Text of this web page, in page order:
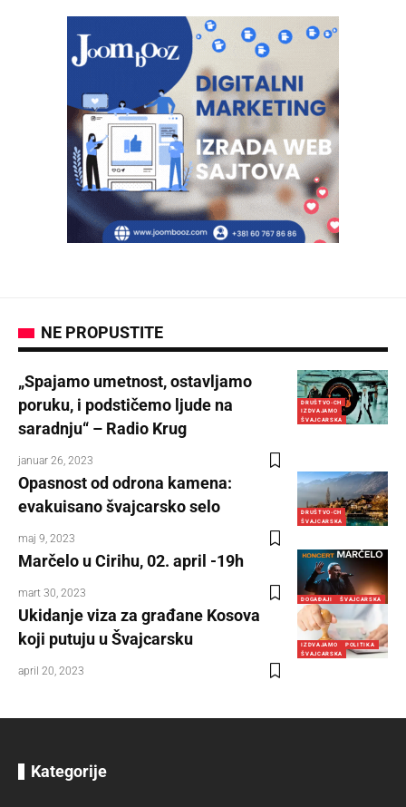
NE PROPUSTITE
DRUŠTVO-CH
IZDVAJAMO
ŠVAJCARSKA
„Spajamo umetnost, ostavljamo
poruku, i podstičemo ljude na
saradnju“ – Radio Krug
januar 26, 2023
DRUŠTVO-CH
ŠVAJCARSKA
Opasnost od odrona kamena:
evakuisano švajcarsko selo
maj 9, 2023
DOGAĐAJI ŠVAJCARSKA
Marčelo u Cirihu, 02. april -19h
mart 30, 2023
IZDVAJAMO
POLITIKA
ŠVAJCARSKA
Ukidanje viza za građane Kosova
koji putuju u Švajcarsku
april 20, 2023
Kategorije